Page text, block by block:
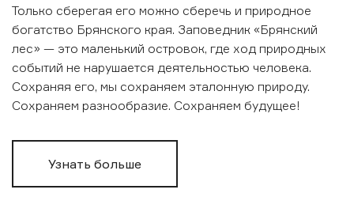
Только сберегая его можно сберечь и природное
богатство Брянского края. Заповедник «Брянский
лес» — это маленький островок, где ход природных
событий не нарушается деятельностью человека.
Сохраняя его, мы сохраняем эталонную природу.
Сохраняем разнообразие. Сохраняем будущее!
Узнать больше